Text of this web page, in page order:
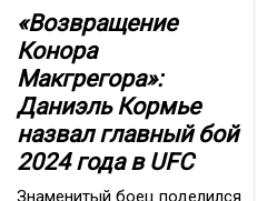
«Возвращение
Конора
Макгрегора»:
Даниэль Кормье
назвал главный бой
2024 года в UFC
Знаменитый боец поделился